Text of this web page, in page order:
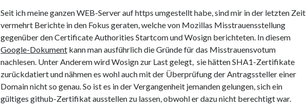
Seit ich meine ganzen WEB-Server auf https umgestellt habe, sind mir in der letzten Zeit
vermehrt Berichte in den Fokus geraten, welche von Mozillas Misstrauensstellung
gegenüber den Certificate Authorities Startcom und Wosign berichteten. In diesem
Google-Dokument kann man ausführlich die Gründe für das Misstrauensvotum
nachlesen. Unter Anderem wird Wosign zur Last gelegt, sie hätten SHA1-Zertifikate
zurückdatiert und nähmen es wohl auch mit der Überprüfung der Antragssteller einer
Domain nicht so genau. So ist es in der Vergangenheit jemanden gelungen, sich ein
gültiges github-Zertifikat ausstellen zu lassen, obwohl er dazu nicht berechtigt war.